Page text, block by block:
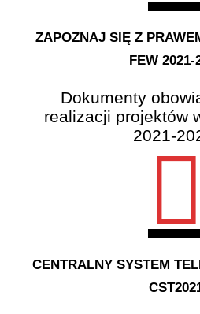
ZAPOZNAJ SIĘ Z
FEW 2021-
Dokumenty
realizacji projektów
2021-
CENTRALNY SYSTEM